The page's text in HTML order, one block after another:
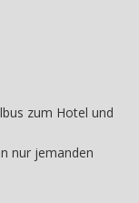
zum Hotel und
nur jemanden